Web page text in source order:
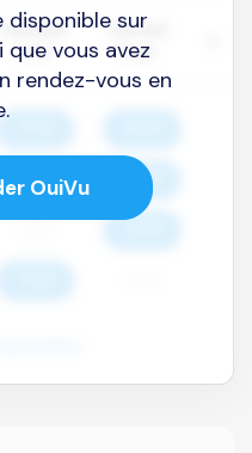
disponible sur
que vous avez
rendez-vous en
OuiVu